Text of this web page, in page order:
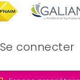
Se connecter